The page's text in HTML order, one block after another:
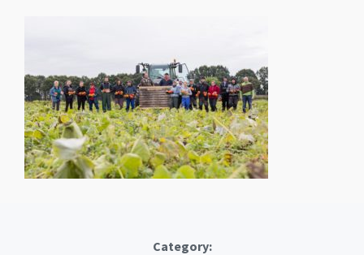
Category: